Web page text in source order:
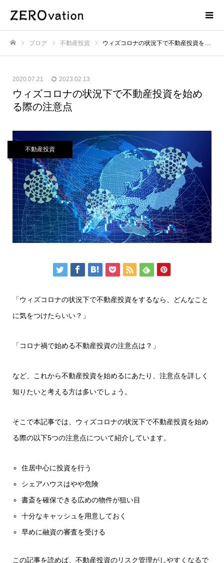
ブログ 不動産投資 ウィズコロナの状況下で不動産投資を始める際の注意点
2020.07.21 2023.02.13
ウィズコロナの状況下で不動産投資を始め
る際の注意点
不動産投資
「ウィズコロナの状況下で不動産投資をするなら、どんなこと
に気をつけたらいい？」
「コロナ禍で始める不動産投資の注意点は？」
など、これから不動産投資を始めるにあたり、注意点を詳しく
知りたいと考える方は多いでしょう。
そこで本記事では、ウィズコロナの状況下で不動産投資を始め
る際の以下5つの注意点について紹介しています。
住居中心に投資を行う
シェアハウスはやや危険
書斎を確保できる広めの物件が狙い目
十分なキャッシュを用意しておく
早めに融資の審査を受ける
この記事を読めば、不動産投資のリスク管理がしやすくなるで